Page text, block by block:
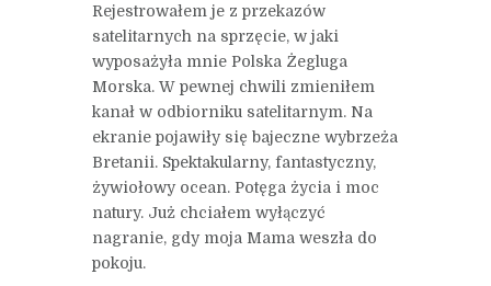
Rejestrowałem je z przekazów
satelitarnych na sprzęcie, w jaki
wyposażyła mnie Polska Żegluga
Morska. W pewnej chwili zmieniłem
kanał w odbiorniku satelitarnym. Na
ekranie pojawiły się bajeczne wybrzeża
Bretanii. Spektakularny, fantastyczny,
żywiołowy ocean. Potęga życia i moc
natury. Już chciałem wyłączyć
nagranie, gdy moja Mama weszła do
pokoju.